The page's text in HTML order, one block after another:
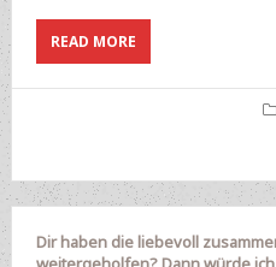
READ MOREABOUT
INTERVIEW
ÜBER
Dir haben die liebevoll